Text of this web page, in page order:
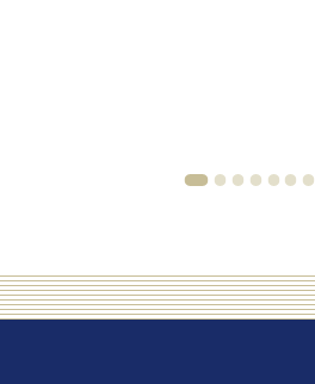
1 2 3 4 5 6 7